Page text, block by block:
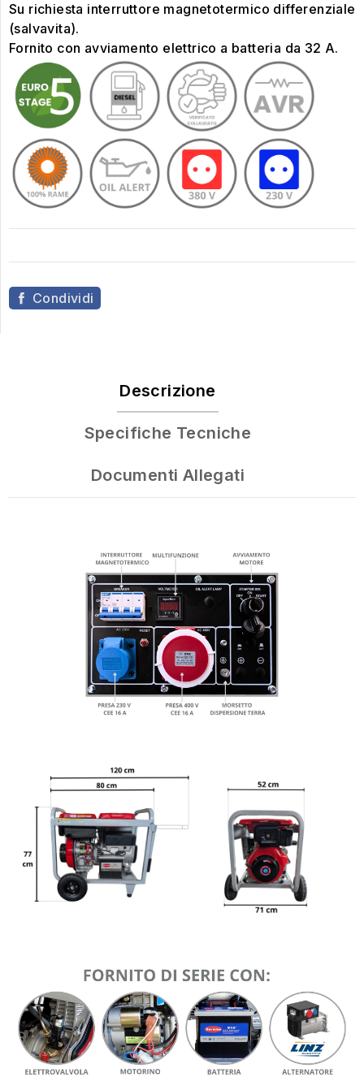
Su richiesta interruttore magnetotermico differenziale
(salvavita).
Fornito con avviamento elettrico a batteria da 32 A.
Condividi
Descrizione
Specifiche Tecniche
Documenti Allegati